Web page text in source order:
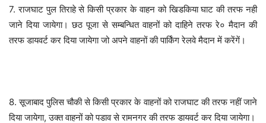
7. राजघाट पुल तिराहे से किसी प्रकार के वाहन को खिडकिया घाट की तरफ नही
जाने दिया जायेगा। छठ पूजा से सम्बन्धित वाहनों को दाहिने तरफ रे० मैदान की
तरफ डायवर्ट कर दिया जायेगा जो अपने वाहनों की पार्किंग रेलवे मैदान में करेंगें।
8. सूजाबाद पुलिस चौकी से किसी प्रकार के वाहनों को राजघाट की तरफ नहीं जाने
दिया जायेगा, उक्त वाहनों को पडाव से रामनगर की तरफ डायवर्ट कर दिया जायेगा।